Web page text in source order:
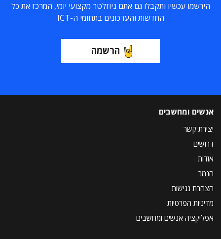
הירשמו עכשיו ותקבלו גם אתם ניוזלטר מקצועי יומי, המרכז את כל
החדשות והעדכונים בתחומי ה-ICT
הרשמה
אנשים ומחשבים
יצירת קשר
דרושים
אודות
הנמר
הצהרת נגישות
מדיניות הפרטיות
אפליקציה אנשים ומחשבים